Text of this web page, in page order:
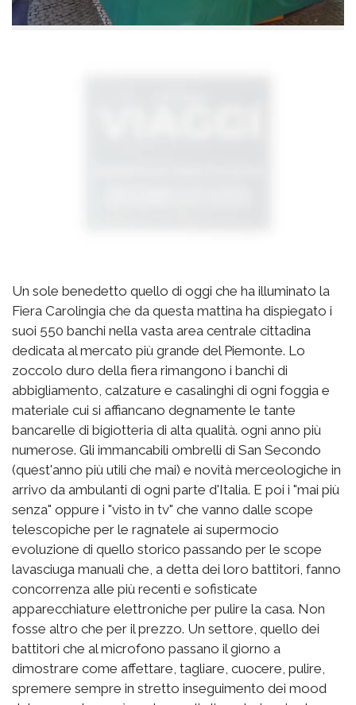
Un sole benedetto quello di oggi che ha illuminato la
Fiera Carolingia che da questa mattina ha dispiegato i
suoi 550 banchi nella vasta area centrale cittadina
dedicata al mercato più grande del Piemonte. Lo
zoccolo duro della fiera rimangono i banchi di
abbigliamento, calzature e casalinghi di ogni foggia e
materiale cui si affiancano degnamente le tante
bancarelle di bigiotteria di alta qualità. ogni anno più
numerose. Gli immancabili ombrelli di San Secondo
(quest'anno più utili che mai) e novità merceologiche in
arrivo da ambulanti di ogni parte d'Italia. E poi i "mai più
senza" oppure i "visto in tv" che vanno dalle scope
telescopiche per le ragnatele ai supermocio
evoluzione di quello storico passando per le scope
lavasciuga manuali che, a detta dei loro battitori, fanno
concorrenza alle più recenti e sofisticate
apparecchiature elettroniche per pulire la casa. Non
fosse altro che per il prezzo. Un settore, quello dei
battitori che al microfono passano il giorno a
dimostrare come affettare, tagliare, cuocere, pulire,
spremere sempre in stretto inseguimento dei mood